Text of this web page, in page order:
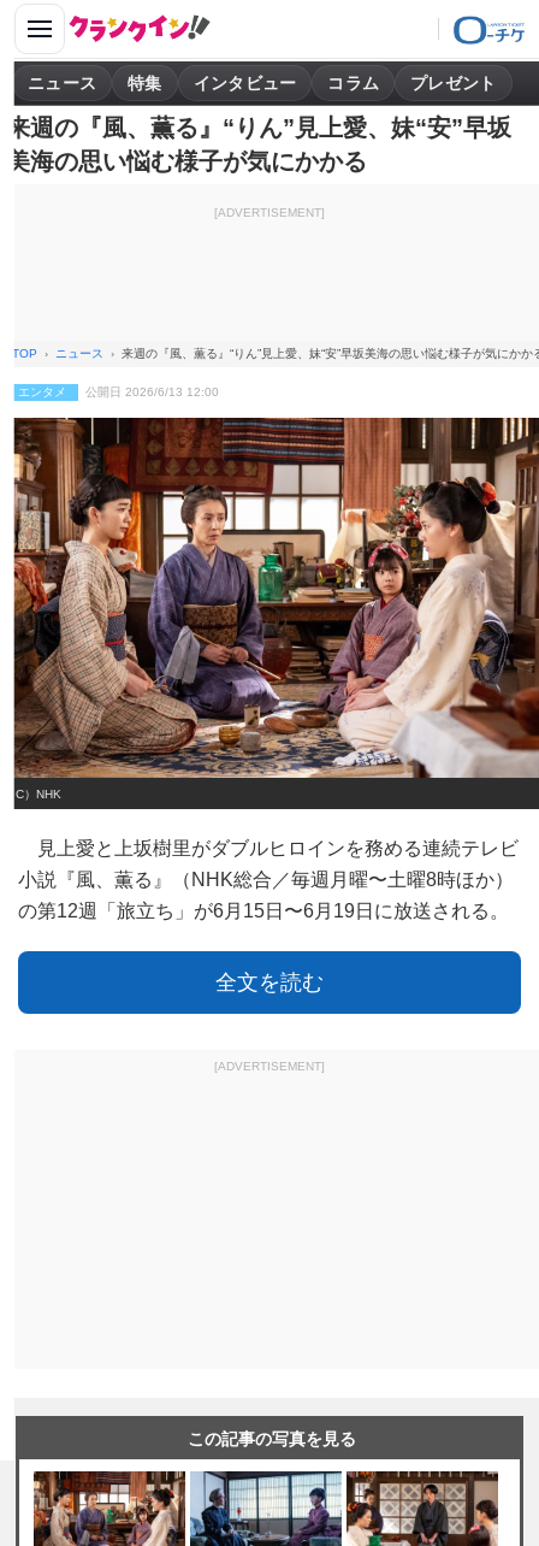
ニュース 特集 インタビュー コラム プレゼント
来週の『風、薫る』“りん”見上愛、妹“安”早坂
美海の思い悩む様子が気にかかる
[ADVERTISEMENT]
TOP ニュース 来週の『風、薫る』“りん”見上愛、妹“安”早坂美海の思い悩む様子が気にかか
エンタメ 公開日 2026/6/13 12:00
（C）NHK
見上愛と上坂樹里がダブルヒロインを務める連続テレビ
小説『風、薫る』（NHK総合／毎週月曜〜土曜8時ほか）
の第12週「旅立ち」が6月15日〜6月19日に放送される。
全文を読む
[ADVERTISEMENT]
この記事の写真を見る